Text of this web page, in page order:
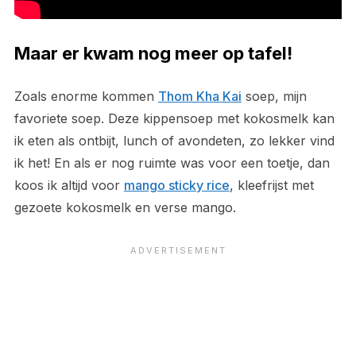
Maar er kwam nog meer op tafel!
Zoals enorme kommen Thom Kha Kai soep, mijn
favoriete soep. Deze kippensoep met kokosmelk kan
ik eten als ontbijt, lunch of avondeten, zo lekker vind
ik het! En als er nog ruimte was voor een toetje, dan
koos ik altijd voor mango sticky rice, kleefrijst met
gezoete kokosmelk en verse mango.